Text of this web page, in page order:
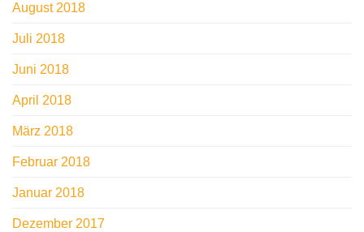
August 2018
Juli 2018
Juni 2018
April 2018
März 2018
Februar 2018
Januar 2018
Dezember 2017